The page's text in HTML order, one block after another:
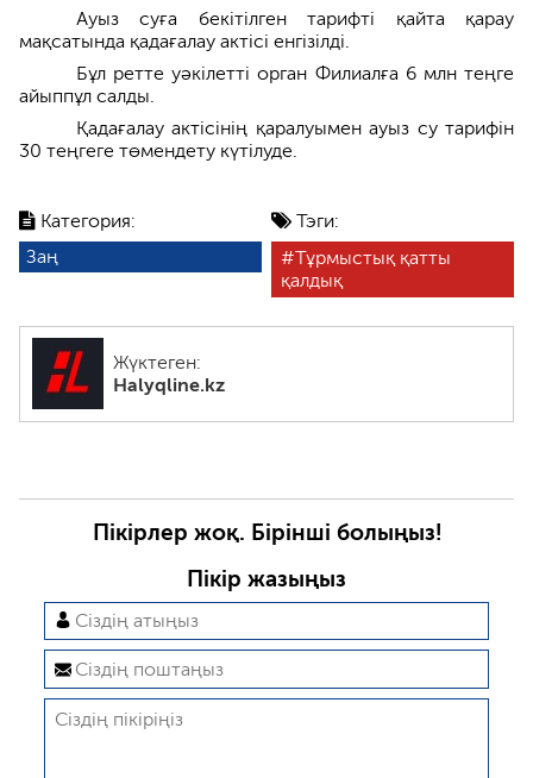
Категория:
Заң
Тэги:
Тұрмыстық қатты
қалдық
Жүктеген:
Halyqline.kz
Ауыз суға бекітілген тарифті қайта қарау
мақсатында қадағалау актісі енгізілді.
Бұл ретте уәкілетті орган Филиалға 6 млн теңге
айыппұл салды.
Қадағалау актісінің қаралуымен ауыз су тарифін
30 теңгеге төмендету күтілуде.
Пікірлер жоқ. Бірінші болыңыз!
Пікір жазыңыз